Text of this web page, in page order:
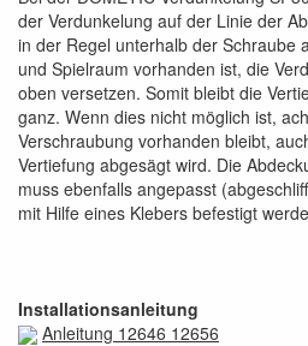
der Verdunkelung auf der Linie der
in der Regel unterhalb der Schraube
und Spielraum vorhanden ist, die
oben versetzen. Somit bleibt die
ganz. Wenn dies nicht möglich ist,
Verschraubung vorhanden bleibt,
Vertiefung abgesägt wird. Die
muss ebenfalls angepasst
mit Hilfe eines Klebers befestigt
Installationsanleitung
Anleitung 12646 12656